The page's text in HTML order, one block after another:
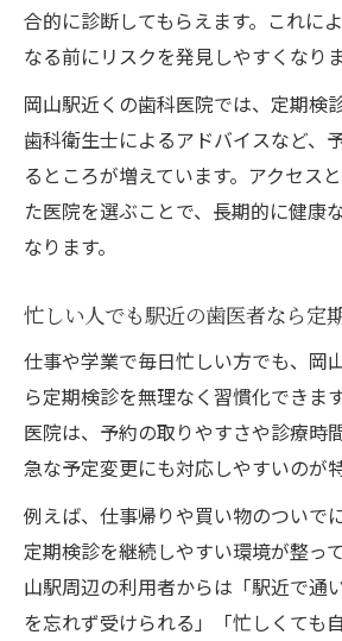
合的に診断してもらえます。これに
なる前にリスクを発見しやすくなりま
岡山駅近くの歯科医院では、定期検
歯科衛生士によるアドバイスなど、
るところが増えています。アクセス
た医院を選ぶことで、長期的に健康
なります。
忙しい人でも駅近の歯医者なら定
仕事や学業で毎日忙しい方でも、岡
ら定期検診を無理なく習慣化できま
医院は、予約の取りやすさや診療時
急な予定変更にも対応しやすいのが特
例えば、仕事帰りや買い物のついで
定期検診を継続しやすい環境が整っ
山駅周辺の利用者からは「駅近で通
を忘れず受けられる」「忙しくても